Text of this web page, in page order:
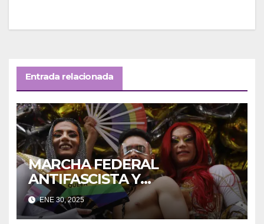
Entrada relacionada
MARCHA FEDERAL
ANTIFASCISTA Y
ANTIRRACISTA
ENE 30, 2025